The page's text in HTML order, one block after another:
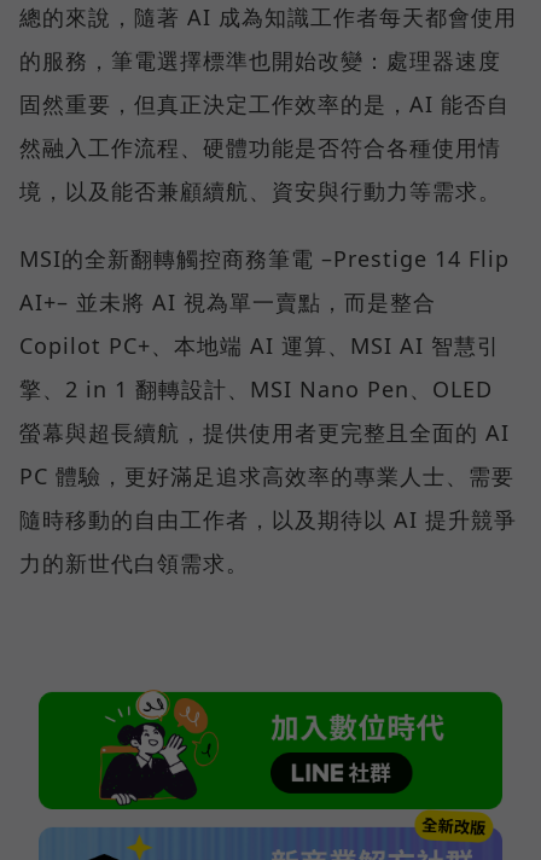
總的來說，隨著 AI 成為知識工作者每天都會使用
的服務，筆電選擇標準也開始改變：處理器速度
固然重要，但真正決定工作效率的是，AI 能否自
然融入工作流程、硬體功能是否符合各種使用情
境，以及能否兼顧續航、資安與行動力等需求。
MSI的全新翻轉觸控商務筆電 –Prestige 14 Flip
AI+– 並未將 AI 視為單一賣點，而是整合
Copilot PC+、本地端 AI 運算、MSI AI 智慧引
擎、2 in 1 翻轉設計、MSI Nano Pen、OLED
螢幕與超長續航，提供使用者更完整且全面的 AI
PC 體驗，更好滿足追求高效率的專業人士、需要
隨時移動的自由工作者，以及期待以 AI 提升競爭
力的新世代白領需求。